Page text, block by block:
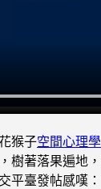
猴子空間心理學
樹著落果遍地
平臺發帖感嘆